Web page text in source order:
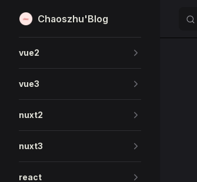
Skip to content
Chaoszhu'Blog
vue2
vue3
nuxt2
nuxt3
react